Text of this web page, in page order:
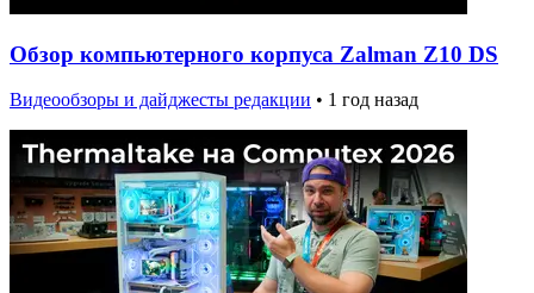
Обзор компьютерного корпуса Zalman Z10 DS
Видеообзоры и дайджесты редакции • 1 год назад